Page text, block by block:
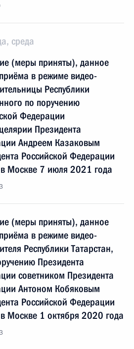
среда
(меры приняты), данное
в режиме видео-
Республики
по поручению
Федерации
Президента
Андреем Казаковым
Российской Федерации
Москве 7 июля 2021 года
(меры приняты), данное
в режиме видео-
Республики Татарстан,
Президента
советником Президента
Антоном Кобяковым
Российской Федерации
Москве 1 октября 2020 года